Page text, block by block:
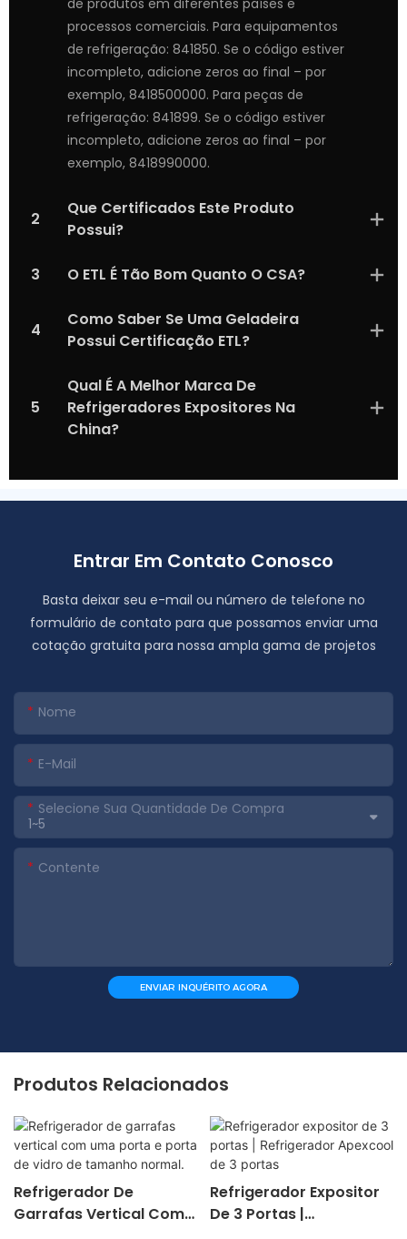
processos comerciais. Para equipamentos
de refrigeração: 841850. Se o código estiver
incompleto, adicione zeros ao final – por
exemplo, 8418500000. Para peças de
refrigeração: 841899. Se o código estiver
incompleto, adicione zeros ao final – por
exemplo, 8418990000.
2
Que Certificados Este Produto
Possui?
3 O ETL É Tão Bom Quanto O CSA?
4
Como Saber Se Uma Geladeira
Possui Certificação ETL?
5
Qual É A Melhor Marca De
Refrigeradores Expositores Na
China?
Entrar Em Contato Conosco
Basta deixar seu e-mail ou número de telefone no
formulário de contato para que possamos enviar uma
cotação gratuita para nossa ampla gama de projetos
Nome
E-Mail
Selecione Sua Quantidade De Compra
Contente
ENVIAR INQUÉRITO AGORA
Produtos Relacionados
Refrigerador De
Garrafas Vertical Com
Refrigerador Expositor
De 3 Portas |